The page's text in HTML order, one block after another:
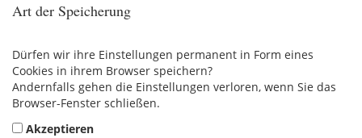
Art der Speicherung
Dürfen wir ihre Einstellungen permanent in Form eines
Cookies in ihrem Browser speichern?
Andernfalls gehen die Einstellungen verloren, wenn Sie das
Browser-Fenster schließen.
Akzeptieren